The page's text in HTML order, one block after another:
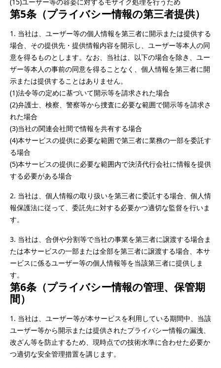
第5条（プライバシー情報の第三者提供）
1.	当社は、ユーザー等の個人情報を第三者に開示または提供する
場合、その提供先・提供情報内容を開示し、ユーザー等本人の同
意を得るものとします。なお、当社は、以下の場合を除き、ユー
ザー等本人の事前の同意を得ることなく、個人情報を第三者に開
示または提供することはありません。
(1)法令等の定めに基づいて開示等を請求された場合
(2)弁護士、検察、警察等から捜査に必要な範囲で開示等を請求さ
れた場合
(3)当社の関連会社間で情報を共有する場合
(4)本サービスの提供に必要な範囲で第三者に業務の一部を委託す
る場合
(5)本サービスの提供に必要な範囲内で決済代行会社に情報を提供
する必要がある場合
2.	当社は、個人情報の取り扱いを第三者に委託する場合、個人情
報保護法に従って、委託先に対する必要かつ適切な監督を行いま
す。
3.	当社は、合併や分割等で当社の事業を第三者に譲渡する場合ま
たは本サービスの一部または全部を第三者に譲渡する場合、本サ
ービスに係るユーザー等の個人情報等を当該第三者に提供しま
す。
第6条（プライバシー情報の管理、保管期
間）
1.	当社は、ユーザー等が本サービスを利用している期間中、当該
ユーザー等から開示または提供されたプライバシー情報の漏洩、
改ざん等を防止するため、現時点での技術水準に合わせた必要か
つ適切な安全管理措置を講じます。